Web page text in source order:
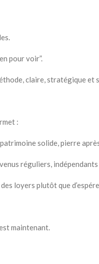
pour voir”.
claire, stratégique et
:
solide, pierre
réguliers,
loyers plutôt que
maintenant.